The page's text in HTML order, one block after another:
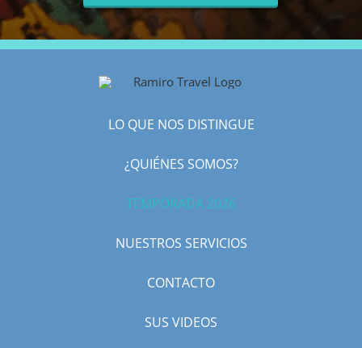
LO QUE NOS DISTINGUE
¿QUIÉNES SOMOS?
TEMPORADA 2026
NUESTROS SERVICIOS
CONTACTO
SUS VIDEOS